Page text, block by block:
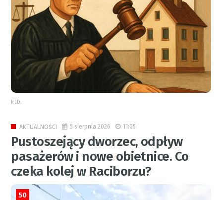
RED.
AKTUALNOŚCI 5 sierpnia 2026 11:05
Pustoszejący dworzec, odpływ
pasażerów i nowe obietnice. Co
czeka kolej w Raciborzu?
50